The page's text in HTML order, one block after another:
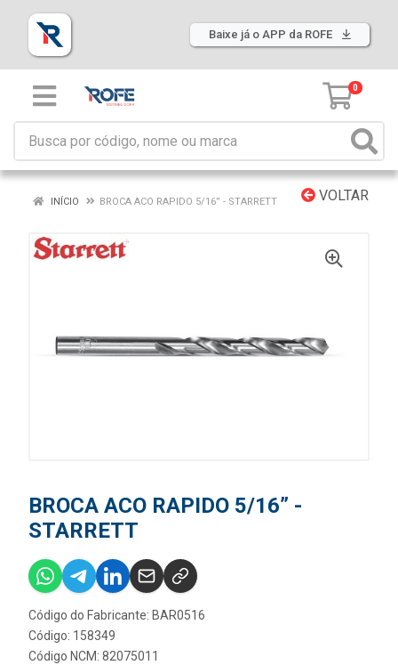
Baixe já o APP da ROFE
0
VOLTAR
INÍCIO BROCA ACO RAPIDO 5/16” - STARRETT
BROCA ACO RAPIDO 5/16” -
STARRETT
Código do Fabricante: BAR0516
Código: 158349
Código NCM: 82075011